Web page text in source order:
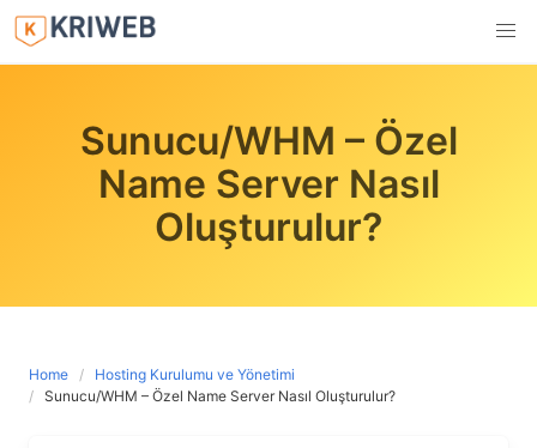
Skip
to
content
Sunucu/WHM – Özel
Name Server Nasıl
Oluşturulur?
Home
Hosting Kurulumu ve Yönetimi
Sunucu/WHM – Özel Name Server Nasıl Oluşturulur?